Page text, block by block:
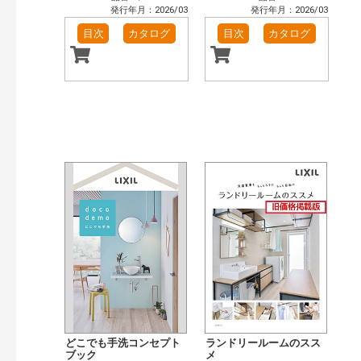
発行年月：2026/03
目次 カタログ
発行年月：2026/03
目次 カタログ
どこでも手洗コンセプト
ブック
ランドリールームのスス
メ